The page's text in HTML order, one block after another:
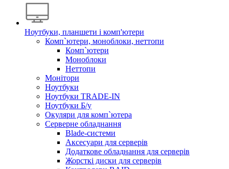
Ноутбуки, планшети і комп'ютери
Комп`ютери, моноблоки, неттопи
Комп`ютери
Моноблоки
Неттопи
Монітори
Ноутбуки
Ноутбуки TRADE-IN
Ноутбуки Б/у
Окуляри для комп`ютера
Серверне обладнання
Blade-системи
Аксесуари для серверів
Додаткове обладнання для серверів
Жорсткі диски для серверів